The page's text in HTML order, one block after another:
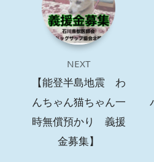
NEXT
【能登半島地震 わ
んちゃん猫ちゃん一
時無償預かり 義援
金募集】